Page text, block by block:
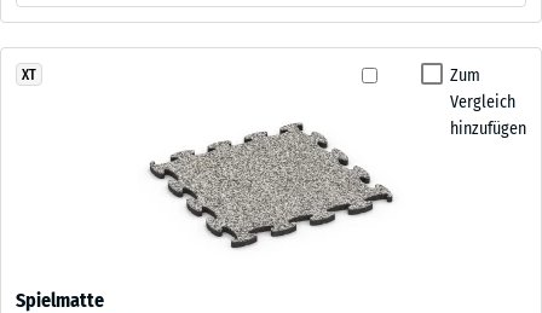
Zum
Vergleich
hinzufügen
XT
Spielmatte